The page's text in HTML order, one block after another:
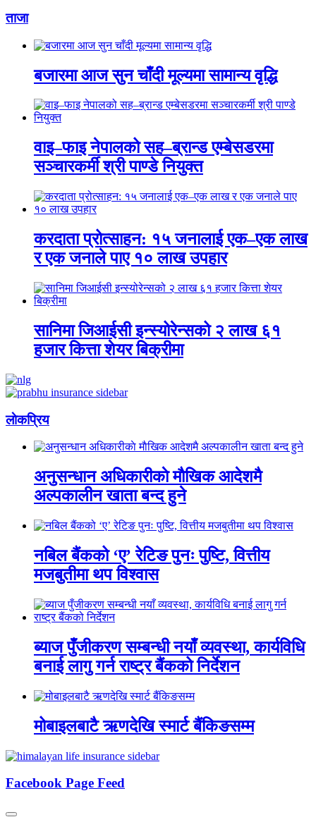
ताजा
बजारमा आज सुन चाँदी मूल्यमा सामान्य वृद्धि
वाइ–फाइ नेपालको सह–ब्रान्ड एम्बेसडरमा
सञ्चारकर्मी श्री पाण्डे नियुक्त
करदाता प्रोत्साहन: १५ जनालाई एक–एक लाख
र एक जनाले पाए १० लाख उपहार
सानिमा जिआईसी इन्स्योरेन्सको २ लाख ६१
हजार कित्ता शेयर बिक्रीमा
लाेकप्रिय
अनुसन्धान अधिकारीकाे माैखिक आदेशमै
अल्पकालीन खाता बन्द हुने
नबिल बैंकको ‘ए’ रेटिङ पुनः पुष्टि, वित्तीय
मजबुतीमा थप विश्वास
ब्याज पुँजीकरण सम्बन्धी नयाँ व्यवस्था, कार्यविधि
बनाई लागु गर्न राष्ट्र बैंकको निर्देशन
मोबाइलबाटै ऋणदेखि स्मार्ट बैंकिङसम्म
Facebook Page Feed